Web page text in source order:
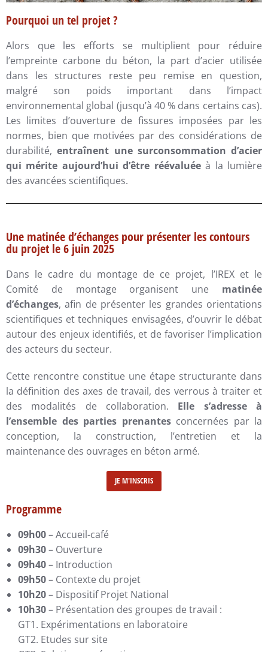
Pourquoi un tel projet ?
Alors que les efforts se multiplient pour réduire
l’empreinte carbone du béton, la part d’acier utilisée
dans les structures reste peu remise en question,
malgré son poids important dans l’impact
environnemental global (jusqu’à 40 % dans certains cas).
Les limites d’ouverture de fissures imposées par les
normes, bien que motivées par des considérations de
durabilité,entraînent une surconsommation d’acier
qui mérite aujourd’hui d’être réévaluéeà la lumière
des avancées scientifiques.
Une matinée d’échanges pour présenter les contours
du projet le 6 juin 2025
Dans le cadre du montage de ce projet, l’IREX et le
Comité de montage organisent une matinée
d’échanges, afin de présenter les grandes orientations
scientifiques et techniques envisagées, d’ouvrir le débat
autour des enjeux identifiés, et de favoriser l’implication
des acteurs du secteur.
Cette rencontre constitue une étape structurante dans
la définition des axes de travail, des verrous à traiter et
des modalités de collaboration. Elle s’adresse à
l’ensemble des parties prenantesconcernées par la
conception, la construction, l’entretien et la
maintenance des ouvrages en béton armé.
JE M'INSCRIS
Programme
09h00– Accueil-café
09h30– Ouverture
09h40– Introduction
09h50– Contexte du projet
10h20– Dispositif Projet National
10h30– Présentation des groupes de travail :
GT1. Expérimentations en laboratoire
GT2. Etudes sur site